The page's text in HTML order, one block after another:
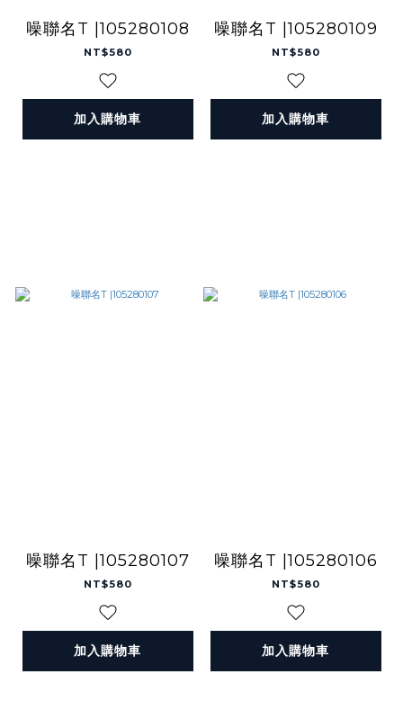
噪聯名T |105280108
NT$580
加入購物車
噪聯名T |105280109
NT$580
加入購物車
噪聯名T |105280107
NT$580
加入購物車
噪聯名T |105280106
NT$580
加入購物車